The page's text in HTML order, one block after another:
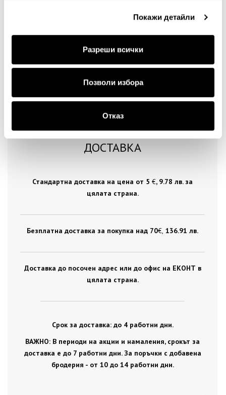
Покажи детайли
Разреши всички
Позволи избора
Отказ
ДОСТАВКА
Стандартна доставка на цена от 5 €, 9.78 лв. за
цялата страна.
Безплатна доставка за покупка над 70€ , 136.91 лв.
Доставка до посочен адрес или до офис на ЕКОНТ в
цялата страна.
Срок за доставка: до 4 работни дни.
ВАЖНО: В периоди на акции и намаления, срокът за
доставка е до 7 работни дни. За поръчки с добавена
бродерия - от 10 до 14 работни дни.